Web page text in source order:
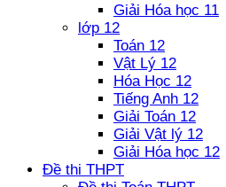
Giải Hóa học 11
lớp 12
Toán 12
Vật Lý 12
Hóa Học 12
Tiếng Anh 12
Giải Toán 12
Giải Vật lý 12
Giải Hóa học 12
Đề thi THPT